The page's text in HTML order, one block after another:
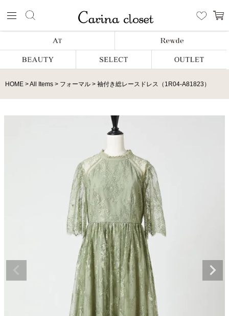
HOME All Items フォーマル 袖付き総レースドレス（1R04-A81823）